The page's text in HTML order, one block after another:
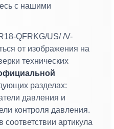
с нашими
QFRKG/US/ /V-
от изображения на
технических
разделах:
давления и
контроля давления.
соответствии артикула